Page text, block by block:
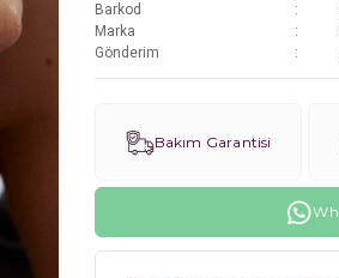
Barkod
Marka
Gönderim
Bakım Garantisi